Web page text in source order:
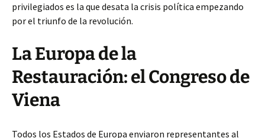
privilegiados es la que desata la crisis política empezando
por el triunfo de la revolución.
La Europa de la
Restauración: el Congreso de
Viena
Todos los Estados de Europa enviaron representantes al